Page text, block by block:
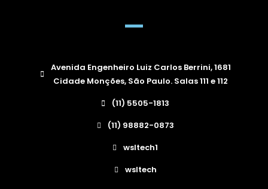
Avenida Engenheiro Luiz Carlos Berrini, 1681
Cidade Monções, São Paulo. Salas 111 e 112
(11) 5505-1813
(11) 98882-0873
wsltech1
wsltech